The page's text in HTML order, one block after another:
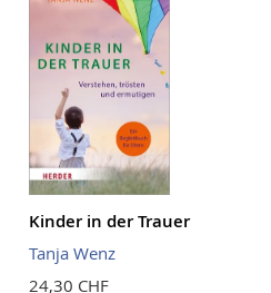
Kinder in der Trauer
Tanja Wenz
24,30 CHF